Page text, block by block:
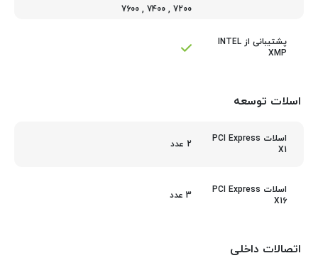
7200
,
7400
,
7600
پشتیبانی از INTEL
XMP
اسلات توسعه
اسلات PCI Express
X1
2 عدد
اسلات PCI Express
X16
3 عدد
اتصالات داخلی